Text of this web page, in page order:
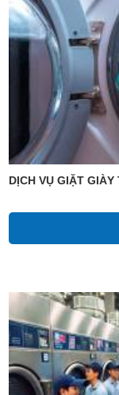
DỊCH VỤ GIẶT